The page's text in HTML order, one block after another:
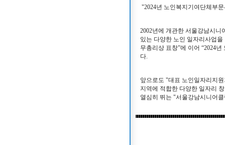
"2024년 노인복지기여단체부
2002년에 개관한 서울강남시
있는 다양한 노인 일자리사업
무총리상 표창”에 이어 “2024
다.
앞으로도 "대표 노인일자리지
지역에 적합한 다양한 일자리
열심히 뛰는 "서울강남시니어